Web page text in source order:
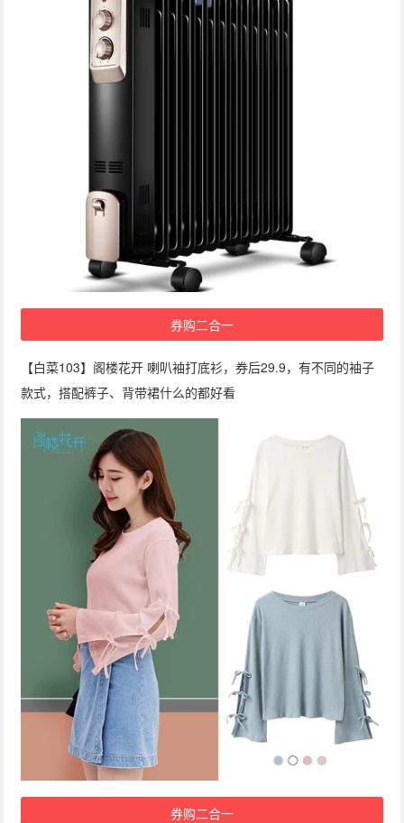
券购二合一
【白菜103】阁楼花开 喇叭袖打底衫，券后29.9，有不同的袖子
款式，搭配裤子、背带裙什么的都好看
券购二合一